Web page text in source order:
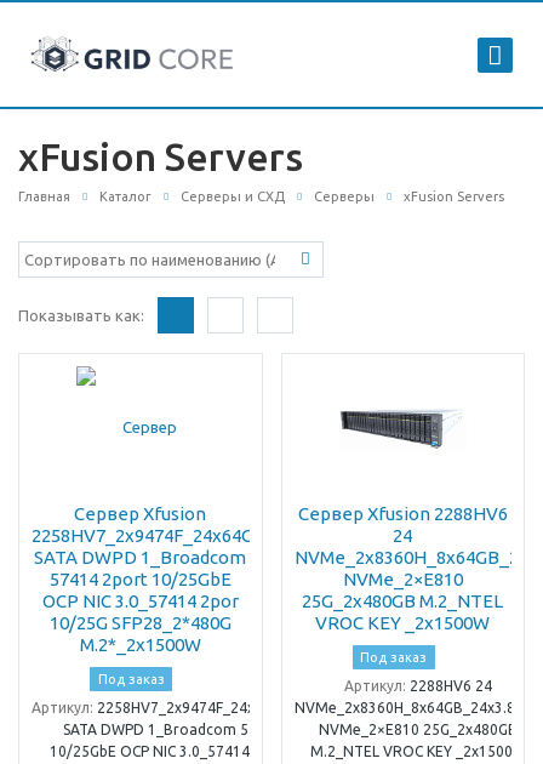
xFusion Servers
Главная Каталог Серверы и СХД Серверы xFusion Servers
Показывать как:
Сервер Xfusion
2258HV7_2x9474F_24x64Gb_1x480Gb
SATA DWPD 1_Broadcom
57414 2port 10/25GbE
OCP NIC 3.0_57414 2por
10/25G SFP28_2*480G
M.2*_2x1500W
Под заказ
Артикул: 2258HV7_2x9474F_24x64Gb_1x480Gb
SATA DWPD 1_Broadcom 57414 2port
10/25GbE OCP NIC 3.0_57414 2por 10/25G
Сервер Xfusion 2288HV6
24
NVMe_2×E810
25G_2x480GB M.2_NTEL
VROC KEY _2x1500W
Под заказ
Артикул: 2288HV6 24
NVMe_2x8360H_8x64GB_24x3.84TB
NVMe_2×E810 25G_2x480GB
M.2_NTEL VROC KEY _2x1500W